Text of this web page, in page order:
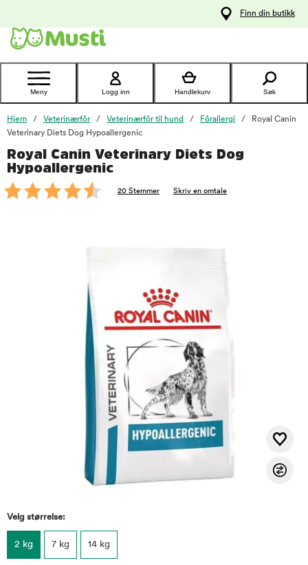
Kontakt
kundeservice
Finn din butikk
Meny Logg inn Handlekurv Søk
Hjem Veterinærfôr Veterinærfôr til hund Fôrallergi
Royal Canin
Veterinary Diets Dog Hypoallergenic
Royal Canin Veterinary Diets Dog
Hypoallergenic
20 Stemmer Skriv en omtale
Velg størrelse:
2 kg 7 kg 14 kg
foo